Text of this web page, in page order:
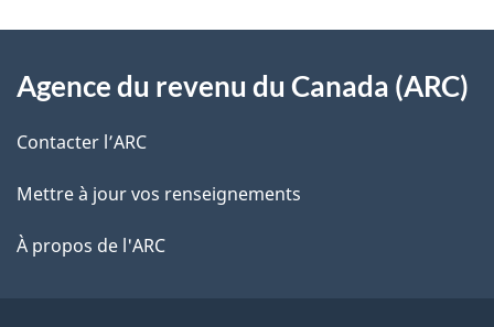
l
s
l
a
o
t
r
e
é
t
propos
de
ce
site
Agence du revenu du Canada (ARC)
Contacter l’ARC
Mettre à jour vos renseignements
À propos de l'ARC